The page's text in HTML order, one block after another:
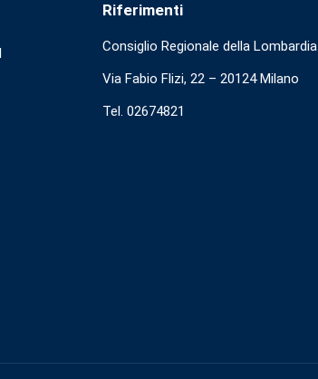
Riferimenti
Consiglio Regionale della Lombardia
Via Fabio Flizi, 22 – 20124 Milano
Tel. 02674821